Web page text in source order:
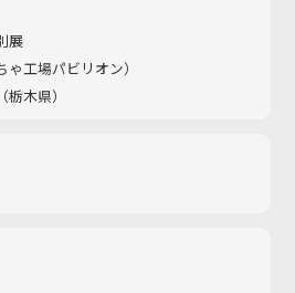
展
工場パビリオン）​
木県）